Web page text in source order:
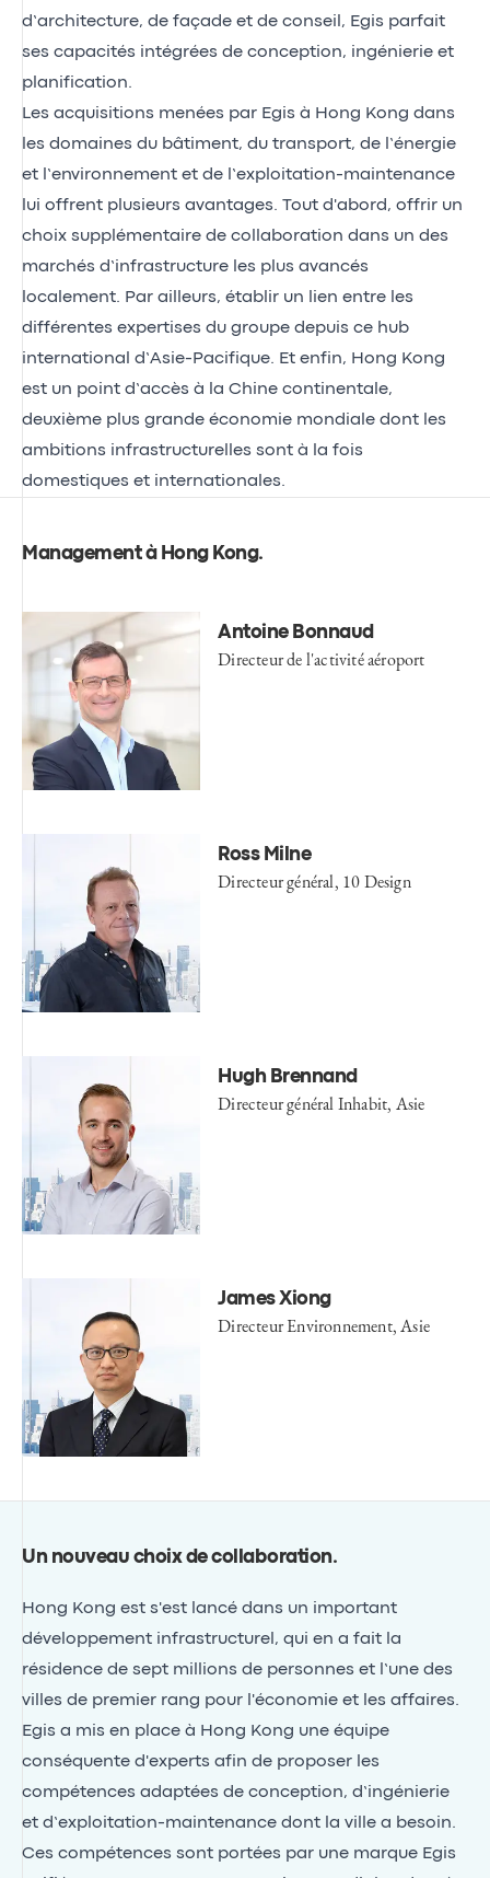
d’architecture, de façade et de conseil, Egis parfait
ses capacités intégrées de conception, ingénierie et
planification.
Les acquisitions menées par Egis à Hong Kong dans
les domaines du bâtiment, du transport, de l’énergie
et l’environnement et de l’exploitation-maintenance
lui offrent plusieurs avantages. Tout d'abord, offrir un
choix supplémentaire de collaboration dans un des
marchés d’infrastructure les plus avancés
localement. Par ailleurs, établir un lien entre les
différentes expertises du groupe depuis ce hub
international d’Asie-Pacifique. Et enfin, Hong Kong
est un point d’accès à la Chine continentale,
deuxième plus grande économie mondiale dont les
ambitions infrastructurelles sont à la fois
domestiques et internationales.
Management à Hong Kong .
Antoine Bonnaud
Directeur de l'activité aéroport
Ross Milne
Directeur général, 10 Design
Hugh Brennand
Directeur général Inhabit, Asie
James Xiong
Directeur Environnement, Asie
Un nouveau choix de collaboration.
Hong Kong est s'est lancé dans un important
développement infrastructurel, qui en a fait la
résidence de sept millions de personnes et l’une des
villes de premier rang pour l'économie et les affaires.
Egis a mis en place à Hong Kong une équipe
conséquente d'experts afin de proposer les
compétences adaptées de conception, d’ingénierie
et d’exploitation-maintenance dont la ville a besoin.
Ces compétences sont portées par une marque Egis